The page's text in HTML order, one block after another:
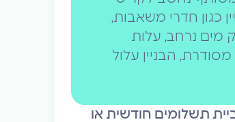
כגון חדרי משאבות,
מים נרחב, עלות
הבניין עלול
תשלומים חודשית או